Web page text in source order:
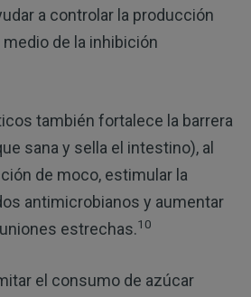
a controlar la producción
de la inhibición
también fortalece la barrera
sana y sella el intestino), al
de moco, estimular la
antimicrobianos y aumentar
estrechas.10
el consumo de azúcar